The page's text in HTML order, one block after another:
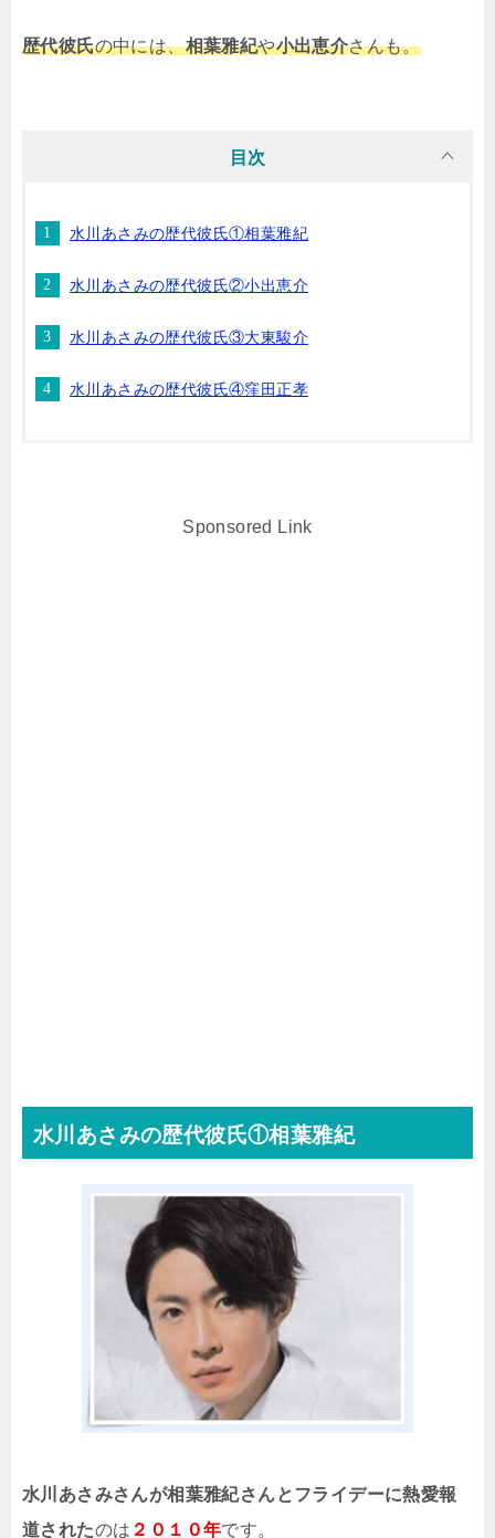
歴代彼氏の中には、相葉雅紀や小出恵介さんも。
目次
水川あさみの歴代彼氏①相葉雅紀
水川あさみの歴代彼氏②小出恵介
水川あさみの歴代彼氏③大東駿介
水川あさみの歴代彼氏④窪田正孝
Sponsored Link
水川あさみの歴代彼氏①相葉雅紀
水川あさみさんが相葉雅紀さんとフライデーに熱愛報
道されたのは ２０１０年です。